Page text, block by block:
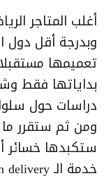
أغلب المتاجر
وبدرجة أقل دول
تعميمها
بداياتها فقط
دراسات حول
ومن ثم ستقرر
ستكبدها خسائر